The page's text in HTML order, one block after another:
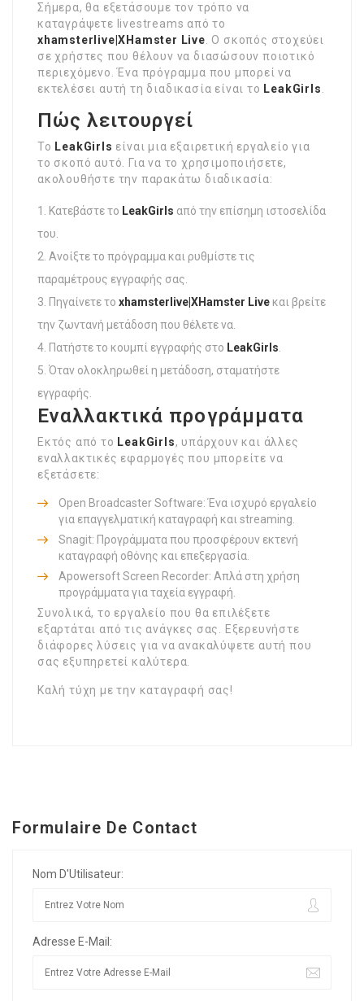
Σήμερα, θα εξετάσουμε τον τρόπο να
καταγράψετε livestreams από το
xhamsterlive|XHamster Live . Ο σκοπός στοχεύει
σε χρήστες που θέλουν να διασώσουν ποιοτικό
περιεχόμενο. Ένα πρόγραμμα που μπορεί να
εκτελέσει αυτή τη διαδικασία είναι το LeakGirls
Πώς λειτουργεί
Το LeakGirls είναι μια εξαιρετική εργαλείο για
το σκοπό αυτό. Για να το χρησιμοποιήσετε,
ακολουθήστε την παρακάτω διαδικασία:
Κατεβάστε το LeakGirls από την επίσημη ιστοσελίδα
του.
Ανοίξτε το πρόγραμμα και ρυθμίστε τις
παραμέτρους εγγραφής σας.
Πηγαίνετε το xhamsterlive|XHamster Live και βρείτε
την ζωντανή μετάδοση που θέλετε να.
Πατήστε το κουμπί εγγραφής στο LeakGirls
Όταν ολοκληρωθεί η μετάδοση, σταματήστε
εγγραφής.
Εναλλακτικά προγράμματα
Εκτός από το LeakGirls, υπάρχουν και άλλες
εναλλακτικές εφαρμογές που μπορείτε να
εξετάσετε:
Open Broadcaster Software: Ένα ισχυρό εργαλείο
για επαγγελματική καταγραφή και streaming.
Snagit: Προγράμματα που προσφέρουν εκτενή
καταγραφή οθόνης και επεξεργασία.
Apowersoft Screen Recorder: Απλά στη χρήση
προγράμματα για ταχεία εγγραφή.
Συνολικά, το εργαλείο που θα επιλέξετε
εξαρτάται από τις ανάγκες σας. Εξερευνήστε
διάφορες λύσεις για να ανακαλύψετε αυτή που
σας εξυπηρετεί καλύτερα.
Καλή τύχη με την καταγραφή σας!
Formulaire De Contact
Nom D'Utilisateur:
Adresse E-Mail: